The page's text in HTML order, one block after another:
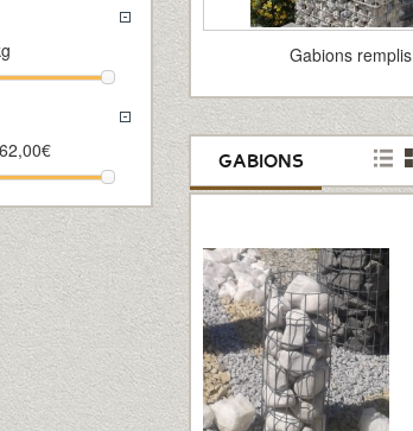
Gabions remplis
GABIONS